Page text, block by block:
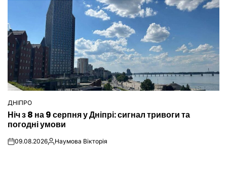
ОПУБЛІКУВАТИ
У
ДНІПРО
Ніч з 8 на 9 серпня у Дніпрі: сигнал тривоги та
погодні умови
on09.08.2026Опубліковано
Наумова Вікторія